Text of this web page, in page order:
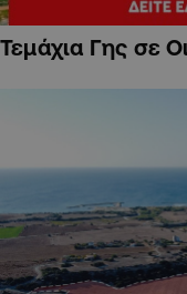
Τεμάχια Γης σε